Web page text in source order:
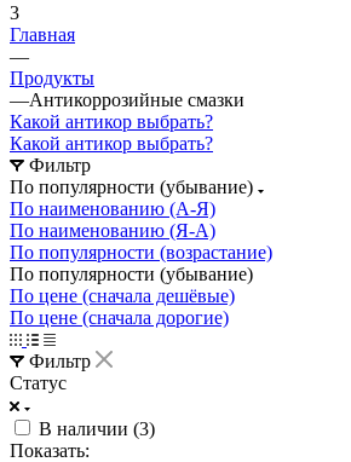
3
Главная
—
Продукты
—Антикоррозийные смазки
Какой антикор выбрать?
Какой антикор выбрать?
Фильтр
По популярности (убывание)
По наименованию (А-Я)
По наименованию (Я-А)
По популярности (возрастание)
По популярности (убывание)
По цене (сначала дешёвые)
По цене (сначала дорогие)
Фильтр
Статус
В наличии (3)
Показать: